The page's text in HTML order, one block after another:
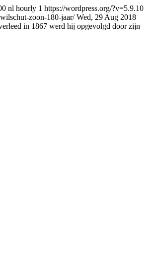
nl hourly 1 https://wordpress.org/?v=5.9.10
zoon-180-jaar/Wed, 29 Aug 2018
in 1867 werd hij opgevolgd door zijn